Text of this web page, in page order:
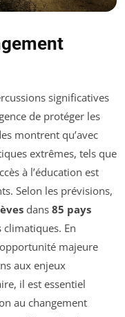
significatives
de protéger les
montrent qu’avec
extrêmes, tels que
à l’éducation est
Selon les prévisions,
dans 85 pays
En
majeure
aux enjeux
il est essentiel
au changement